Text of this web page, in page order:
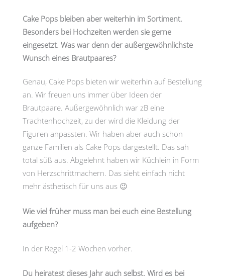
Cake Pops bleiben aber weiterhin im Sortiment.
Besonders bei Hochzeiten werden sie gerne
eingesetzt. Was war denn der außergewöhnlichste
Wunsch eines Brautpaares?
Genau, Cake Pops bieten wir weiterhin auf Bestellung
an. Wir freuen uns immer über Ideen der
Brautpaare. Außergewöhnlich war zB eine
Trachtenhochzeit, zu der wird die Kleidung der
Figuren anpassten. Wir haben aber auch schon
ganze Familien als Cake Pops dargestellt. Das sah
total süß aus. Abgelehnt haben wir Küchlein in Form
von Herzschrittmachern. Das sieht einfach nicht
mehr ästhetisch für uns aus 😉
Wie viel früher muss man bei euch eine Bestellung
aufgeben?
In der Regel 1-2 Wochen vorher.
Du heiratest dieses Jahr auch selbst. Wird es bei